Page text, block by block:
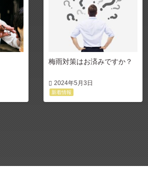
梅雨対策はお済みですか？
2024年5月3日
新着情報